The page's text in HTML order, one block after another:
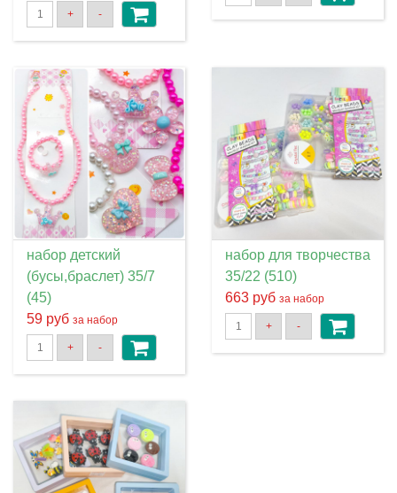
+ -
набор детский
(бусы,браслет) 35/7
(45)
59 руб за набор
+ -
набор для творчества
35/22 (510)
663 руб за набор
+ -